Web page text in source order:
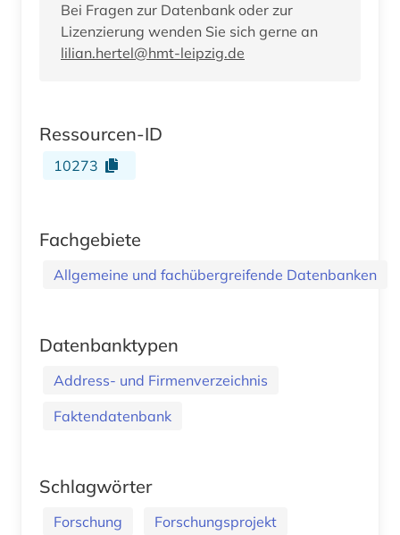
Bei Fragen zur Datenbank oder zur
Lizenzierung wenden Sie sich gerne an
lilian.hertel@hmt-leipzig.de
Ressourcen-ID
10273
Fachgebiete
Allgemeine und fachübergreifende Datenbanken
Datenbanktypen
Address- und Firmenverzeichnis
Faktendatenbank
Schlagwörter
Forschung
Forschungsprojekt